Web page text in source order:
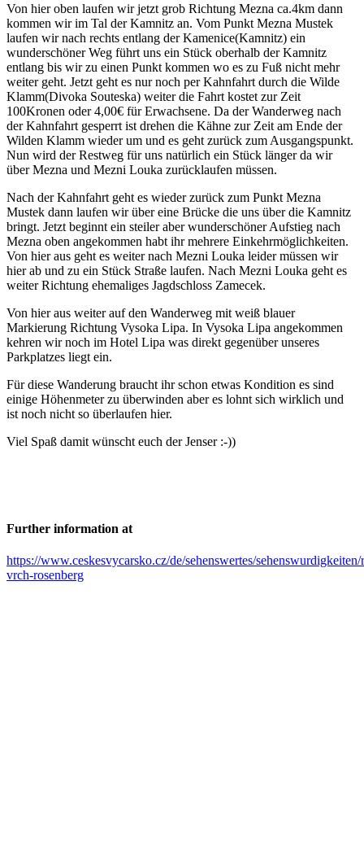
Von hier oben laufen wir jetzt grob Richtung Mezna ca.4km dann
kommen wir im Tal der Kamnitz an. Vom Punkt Mezna Mustek
laufen wir nach rechts entlang der Kamenice(Kamnitz) ein
wunderschöner Weg führt uns ein Stück oberhalb der Kamnitz
entlang bis wir zu einen Punkt kommen wo es zu Fuß nicht mehr
weiter geht. Jetzt geht es nur noch per Kahnfahrt durch die Wilde
Klamm(Divoka Souteska) weiter die Fahrt kostet zur Zeit
100Kronen oder 4,00€ für Erwachsene. Da der Wanderweg nach
der Kahnfahrt gesperrt ist drehen die Kähne zur Zeit am Ende der
Wilden Klamm wieder um und es geht zurück zum Ausgangspunkt.
Nun wird der Restweg für uns natürlich ein Stück länger da wir
über Mezna und Mezni Louka zurücklaufen müssen.
Nach der Kahnfahrt geht es wieder zurück zum Punkt Mezna
Mustek dann laufen wir über eine Brücke die uns über die Kamnitz
bringt. Jetzt beginnt ein steiler aber wunderschöner Aufstieg nach
Mezna oben angekommen habt ihr mehrere Einkehrmöglichkeiten.
Von hier aus geht es weiter nach Mezni Louka leider müssen wir
hier ab und zu ein Stück Straße laufen. Nach Mezni Louka geht es
weiter Richtung ehemaliges Jagdschloss Zamecek.
Von hier aus weiter auf den Wanderweg mit weiß blauer
Markierung Richtung Vysoka Lipa. In Vysoka Lipa angekommen
kehren wir noch im Hotel Lipa was direkt gegenüber unseres
Parkplatzes liegt ein.
Für diese Wanderung braucht ihr schon etwas Kondition es sind
einige Höhenmeter zu überwinden aber es lohnt sich wirklich und
ist noch nicht so überlaufen hier.
Viel Spaß damit wünscht euch der Jenser :-))
Further information at
https://www.ceskesvycarsko.cz/de/sehenswertes/
vrch-rosenberg